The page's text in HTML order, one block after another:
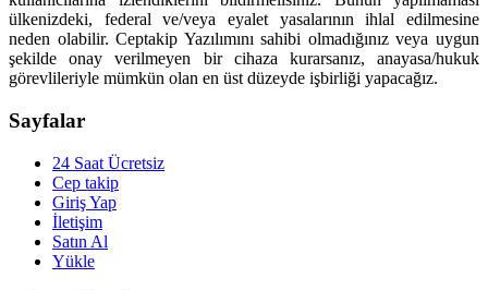
ülkenizdeki, federal ve/veya eyalet yasalarının ihlal edilmesine
neden olabilir. Ceptakip Yazılımını sahibi olmadığınız veya uygun
şekilde onay verilmeyen bir cihaza kurarsanız, anayasa/hukuk
görevlileriyle mümkün olan en üst düzeyde işbirliği yapacağız.
Sayfalar
24 Saat Ücretsiz
Cep takip
Giriş Yap
İletişim
Satın Al
Yükle